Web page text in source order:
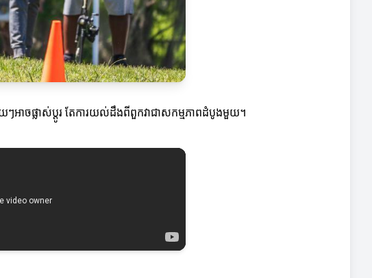
ៗអាចផ្លាស់ប្តូរ តែការយល់ដឹងពីពួកវាជាសកម្មភាពដំបូងមួយ។